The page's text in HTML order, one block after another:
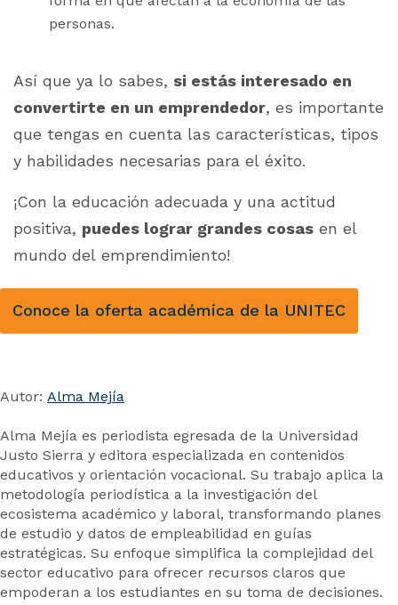
personas.
Así que ya lo sabes, si estás interesado en
convertirte en un emprendedor, es importante
que tengas en cuenta las características, tipos
y habilidades necesarias para el éxito.
¡Con la educación adecuada y una actitud
positiva, puedes lograr grandes cosas en el
mundo del emprendimiento!
Conoce la oferta académica de la UNITEC
Autor: Alma Mejía
Alma Mejía es periodista egresada de la Universidad
Justo Sierra y editora especializada en contenidos
educativos y orientación vocacional. Su trabajo aplica la
metodología periodística a la investigación del
ecosistema académico y laboral, transformando planes
de estudio y datos de empleabilidad en guías
estratégicas. Su enfoque simplifica la complejidad del
sector educativo para ofrecer recursos claros que
empoderan a los estudiantes en su toma de decisiones.